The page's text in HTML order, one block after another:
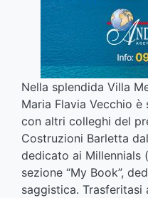
Nella splendida Villa
Maria Flavia Vecchio
con altri colleghi del
Costruzioni Barletta
dedicato ai Millennials
sezione “My Book”,
saggistica. Trasferitasi